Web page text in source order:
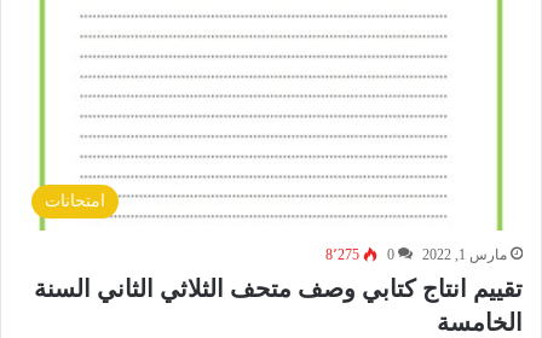
امتحانات
مارس 1, 2022 0 8٬275
تقييم انتاج كتابي وصف متحف الثلاثي الثاني السنة
الخامسة